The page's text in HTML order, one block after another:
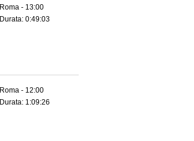
Roma - 13:00
Durata: 0:49:03
Roma - 12:00
Durata: 1:09:26